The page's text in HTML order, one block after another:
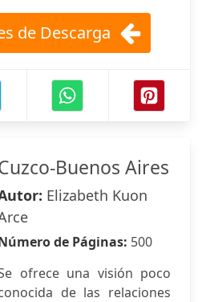
de Descarga
Buenos Aires
Elizabeth Kuon
de Páginas: 500
ofrece una visión poco
de las relaciones